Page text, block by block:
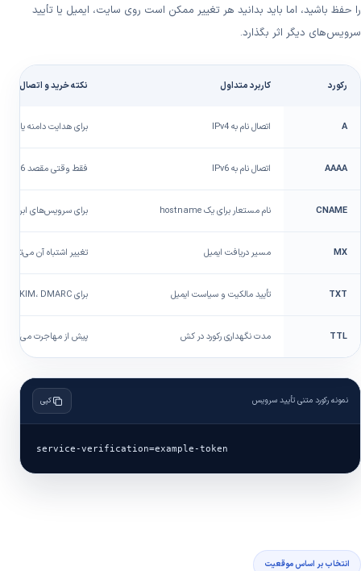
را حفظ باشید، اما باید بدانید هر تغییر ممکن است روی سایت، ایمیل یا تأیید
سرویس‌های دیگر اثر بگذارد.
رکورد کاربرد متداول نکته خرید و اتصال
A اتصال نام به IPv4 برای هدایت دامنه یا
AAAA اتصال نام به IPv6 فقط وقتی مقصد IPv6 صحیح و فعال دارد
CNAME نام مستعار برای یک hostname برای سرویس‌های ابری، CDN یا زیر دامنه‌ها
MX مسیر دریافت ایمیل تغییر اشتباه آن می‌تواند
TXT تأیید مالکیت و سیاست ایمیل برای SPF، DKIM، DMARC و ابزارهای خارجی
TTL مدت نگهداری رکورد در کش پیش از مهاجرت می‌توان
نمونه رکورد متنی تأیید سرویس کپی
service-verification=example-token
انتخاب بر اساس موقعیت